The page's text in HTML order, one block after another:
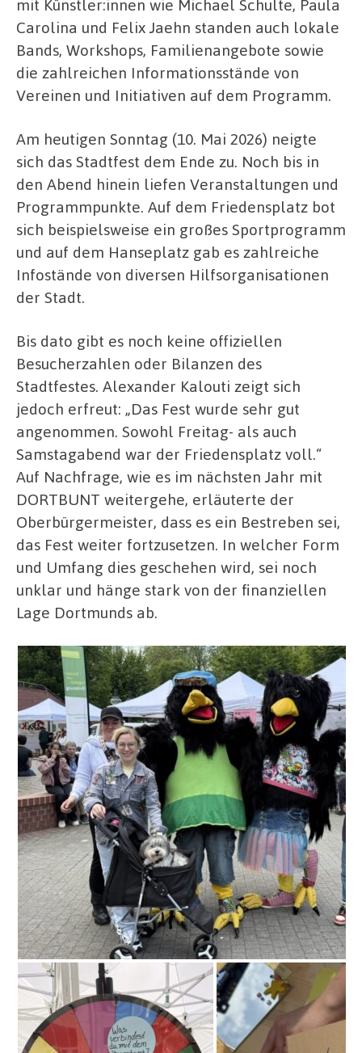
mit Künstler:innen wie Michael Schulte, Paula
Carolina und Felix Jaehn standen auch lokale
Bands, Workshops, Familienangebote sowie
die zahlreichen Informationsstände von
Vereinen und Initiativen auf dem Programm.
Am heutigen Sonntag (10. Mai 2026) neigte
sich das Stadtfest dem Ende zu. Noch bis in
den Abend hinein liefen Veranstaltungen und
Programmpunkte. Auf dem Friedensplatz bot
sich beispielsweise ein großes Sportprogramm
und auf dem Hanseplatz gab es zahlreiche
Infostände von diversen Hilfsorganisationen
der Stadt.
Bis dato gibt es noch keine offiziellen
Besucherzahlen oder Bilanzen des
Stadtfestes. Alexander Kalouti zeigt sich
jedoch erfreut: „Das Fest wurde sehr gut
angenommen. Sowohl Freitag- als auch
Samstagabend war der Friedensplatz voll.“
Auf Nachfrage, wie es im nächsten Jahr mit
DORTBUNT weitergehe, erläuterte der
Oberbürgermeister, dass es ein Bestreben sei,
das Fest weiter fortzusetzen. In welcher Form
und Umfang dies geschehen wird, sei noch
unklar und hänge stark von der finanziellen
Lage Dortmunds ab.